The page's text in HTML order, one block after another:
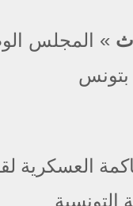
الوطني
لقادة